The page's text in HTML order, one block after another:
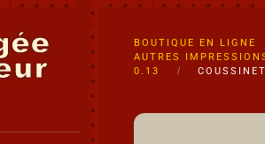
BOUTIQUE EN LIGNE
AUTRES
0.13